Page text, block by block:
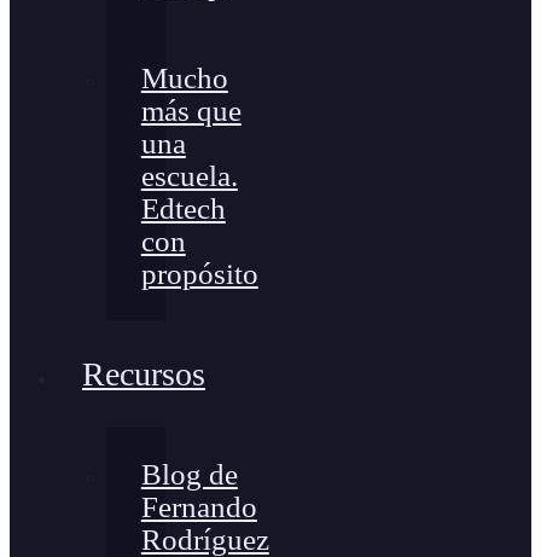
Mucho
más que
una
escuela.
Edtech
con
propósito
Recursos
Blog de
Fernando
Rodríguez